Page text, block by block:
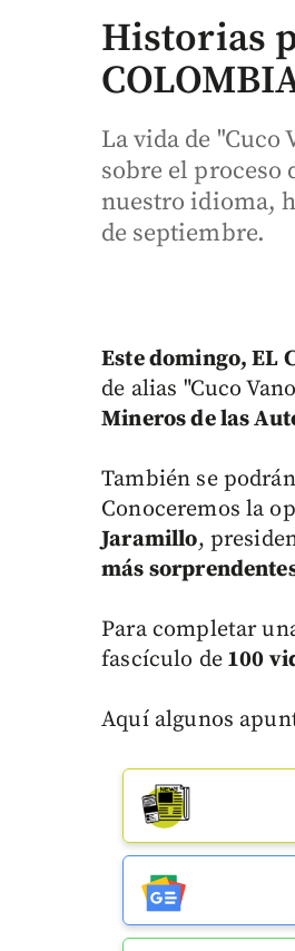
Historias
La vida de "Cuco
sobre el proceso
nuestro idioma,
de septiembre.
Este domingo, EL
de alias "Cuco
Mineros de las
También se
Conoceremos la
Jaramillo,
más
Para completar
fascículo de 100
Aquí algunos